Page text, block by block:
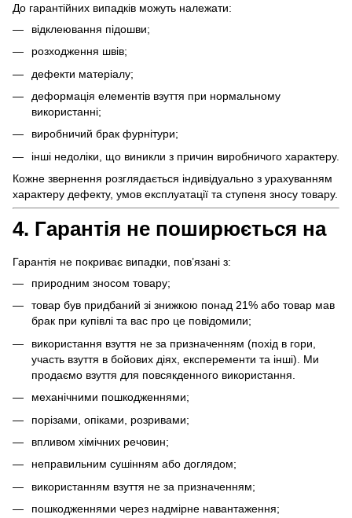
До гарантійних випадків можуть належати:
відклеювання підошви;
розходження швів;
дефекти матеріалу;
деформація елементів взуття при нормальному
використанні;
виробничий брак фурнітури;
інші недоліки, що виникли з причин виробничого характеру.
Кожне звернення розглядається індивідуально з урахуванням
характеру дефекту, умов експлуатації та ступеня зносу товару.
4. Гарантія не поширюється на
Гарантія не покриває випадки, пов’язані з:
природним зносом товару;
товар був придбаний зі знижкою понад 21% або товар мав
брак при купівлі та вас про це повідомили;
використання взуття не за призначенням (похід в гори,
участь взуття в бойових діях, експеременти та інші). Ми
продаємо взуття для повсякденного використання.
механічними пошкодженнями;
порізами, опіками, розривами;
впливом хімічних речовин;
неправильним сушінням або доглядом;
використанням взуття не за призначенням;
пошкодженнями через надмірне навантаження;